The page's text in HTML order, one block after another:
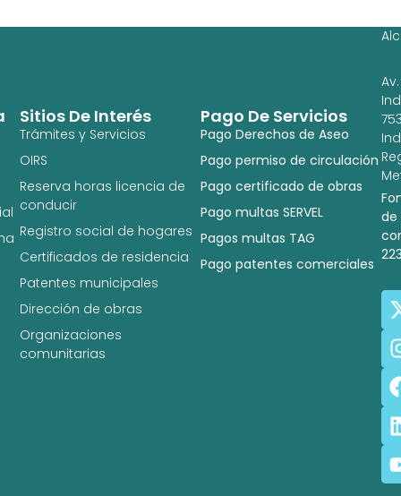
Pago De Servicios
Pago Derechos de Aseo
Pago permiso de circulación
Pago certificado de obras
Pago multas SERVEL
Pagos multas TAG
Pago patentes comerciales
Sitios De Interés
Trámites y Servicios
OIRS
Reserva horas licencia de
conducir
Registro social de hogares
Certificados de residencia
Patentes municipales
Dirección de obras
Organizaciones
comunitarias
Av.
de